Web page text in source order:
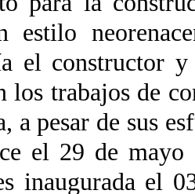
estilo
el constructor
los trabajos de
a pesar de sus
el 29 de mayo
inaugurada el